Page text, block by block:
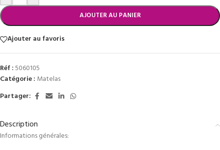
AJOUTER AU PANIER
Ajouter au favoris
Réf :5060105
Catégorie : Matelas
Partager:
Description
Informations générales: